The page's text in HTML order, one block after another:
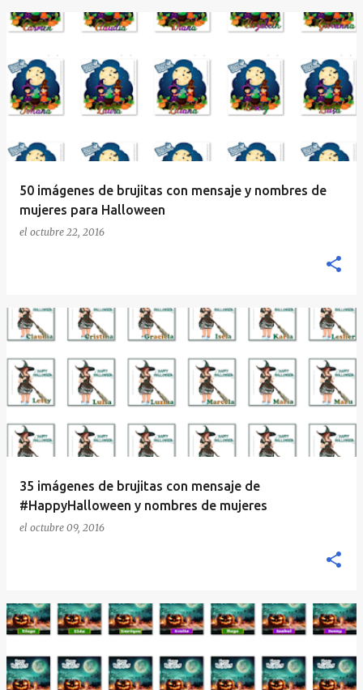
50 imágenes de brujitas con mensaje y nombres de
mujeres para Halloween
el octubre 22, 2016
35 imágenes de brujitas con mensaje de
#HappyHalloween y nombres de mujeres
el octubre 09, 2016